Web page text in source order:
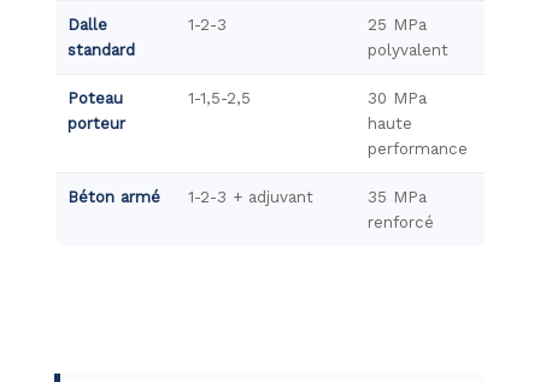
Dalle
standard
1-2-3
25 MPa
polyvalent
Poteau
porteur
1-1,5-2,5
30 MPa
haute
performance
Béton armé 1-2-3 + adjuvant
35 MPa
renforcé